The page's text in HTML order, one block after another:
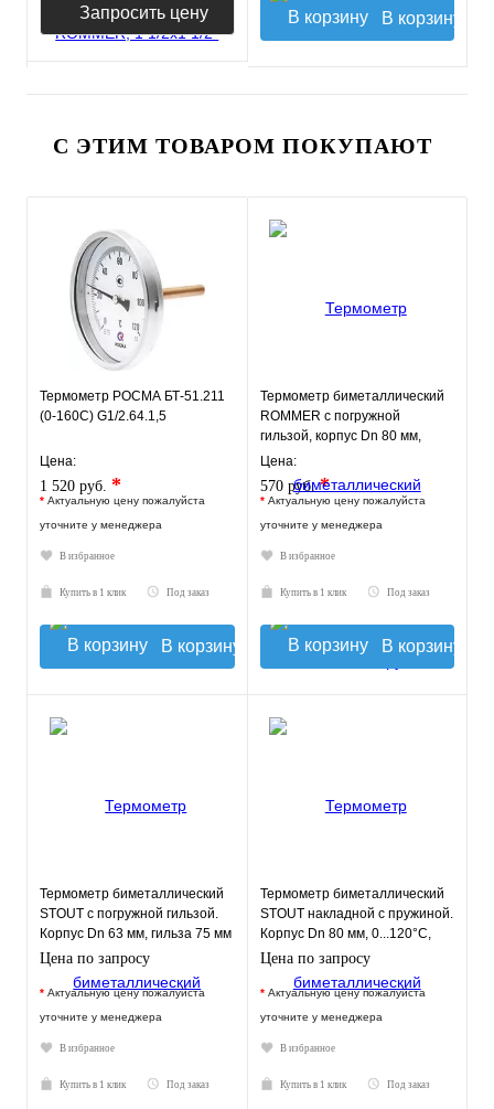
Запросить цену В корзину
С ЭТИМ ТОВАРОМ ПОКУПАЮТ
Термометр РОСМА БТ-51.211
(0-160С) G1/2.64.1,5
Цена:
1 520 руб. *
* Актуальную цену пожалуйста
уточните у менеджера
В избранное
Купить в 1 клик Под заказ
В корзину
Термометр биметаллический
ROMMER с погружной
гильзой, корпус Dn 80 мм,
гильза 50 мм 1/2"
Цена:
570 руб.*
* Актуальную цену пожалуйста
уточните у менеджера
В избранное
Купить в 1 клик Под заказ
В корзину
Термометр биметаллический
STOUT с погружной гильзой.
Корпус Dn 63 мм, гильза 75 мм
1/ 2"
Цена по запросу
* Актуальную цену пожалуйста
уточните у менеджера
В избранное
Купить в 1 клик Под заказ
Термометр биметаллический
STOUT накладной с пружиной.
Корпус Dn 80 мм, 0...120°С,
1"-2"
Цена по запросу
* Актуальную цену пожалуйста
уточните у менеджера
В избранное
Купить в 1 клик Под заказ